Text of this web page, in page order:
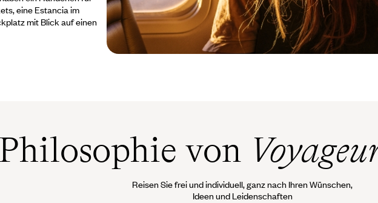
eine Estancia im
mit Blick auf einen
von
Reisen Sie frei und individuell, ganz nach Ihren Wünschen,
Ideen und Leidenschaften